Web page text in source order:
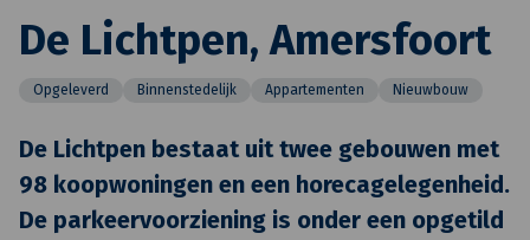
De Lichtpen, Amersfoort
Opgeleverd Binnenstedelijk Appartementen Nieuwbouw
De Lichtpen bestaat uit twee gebouwen met
98 koopwoningen en een horecagelegenheid.
De parkeervoorziening is onder een opgetild